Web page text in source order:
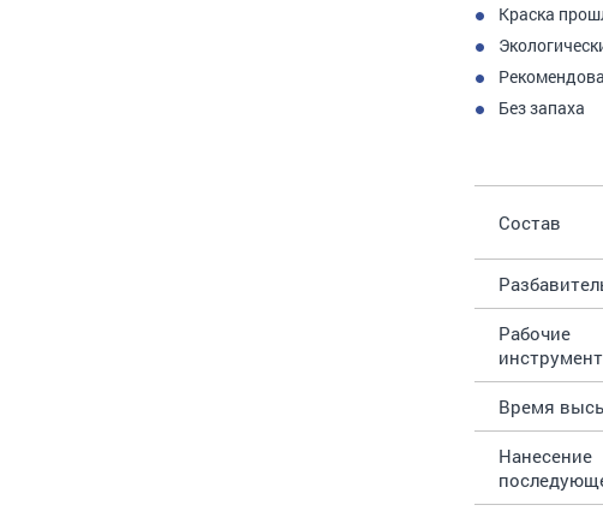
Краска
Без запаха
Состав
Рабочие
Время
Нанесение